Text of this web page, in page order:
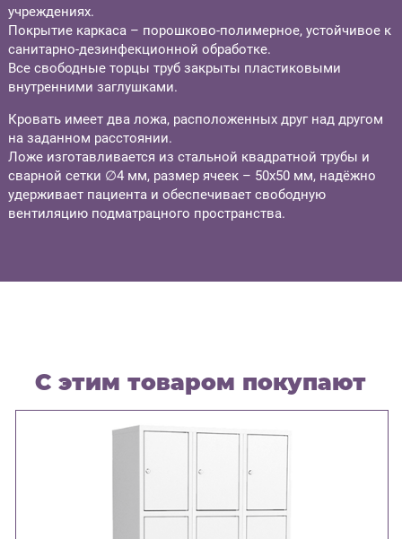
учреждениях.
Покрытие каркаса – порошково-полимерное, устойчивое к
санитарно-дезинфекционной обработке.
Все свободные торцы труб закрыты пластиковыми
внутренними заглушками.
Кровать имеет два ложа, расположенных друг над другом
на заданном расстоянии.
Ложе изготавливается из стальной квадратной трубы и
сварной сетки ∅4 мм, размер ячеек – 50х50 мм, надёжно
удерживает пациента и обеспечивает свободную
вентиляцию подматрацного пространства.
С этим товаром покупают